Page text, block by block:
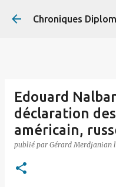
Accéder
Chroniques
Edouard
déclaration
américain,
publié par Gérard Merdjanian